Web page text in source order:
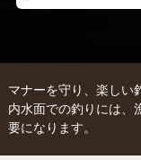
マナーを守り、楽しい
内水面での釣りには、
要になります。